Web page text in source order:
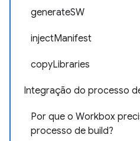
generateSW
injectManifest
copyLibraries
Integração do processo
Por que o Workbox
processo de build?